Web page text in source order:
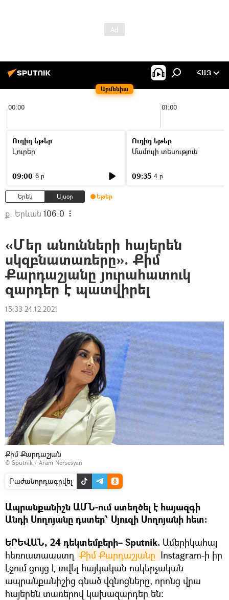
Արմենիա
ՀԱՅ
00:00 01:00
Ուղիղ եթեր
Լուրեր
09:00 6 ր
Ուղիղ եթեր
Մամուլի տեսություն
09:35 4 ր
Երեկ Այսօր Եթեր
ք. Երևան 106.0
«Մեր անունների հայերեն
սկզբնատառերը». Քիմ
Քարդաշյանը յուրահատուկ
զարդեր է պատվիրել
15:33 24.12.2021
Քիմ Քարդաշյան
© Sputnik / Aram Nersesyan
Բաժանորդագրվել
Ապրանքանիշն ԱՄՆ-ում ստեղծել է հայազգի
Անդի Սողոյանը դստեր՝ Սյուզի Սողոյանի հետ:
ԵՐԵՎԱՆ, 24 դեկտեմբերի– Sputnik. Ամերիկահայ
հեռուստաաստղ Քիմ Քարդաշյանը Instagram-ի իր
էջում ցույց է տվել հայկական ոսկերչական
ապրանքանիշից գնած վզնոցները, որոնց վրա
հայերեն տառերով կախազարդեր են։